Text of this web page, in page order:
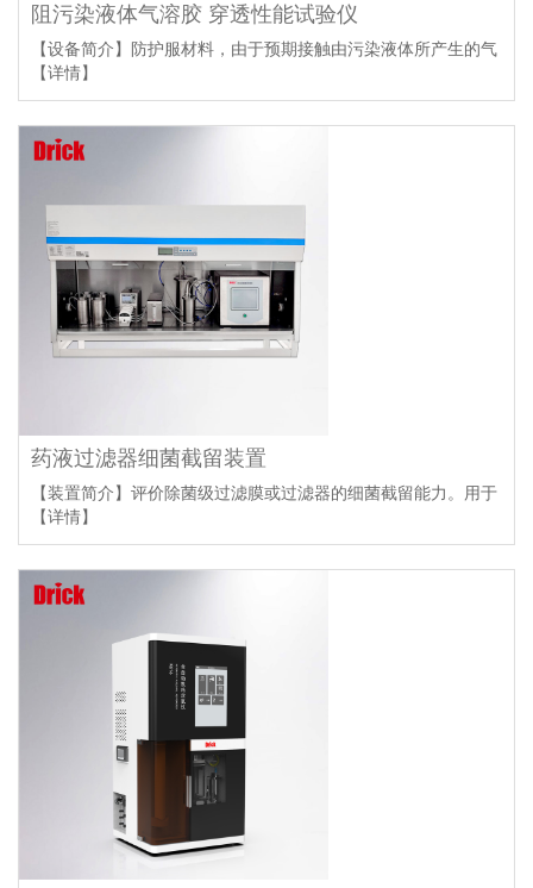
阻污染液体气溶胶 穿透性能试验仪
【设备简介】防护服材料，由于预期接触由污染液体所产生的气
【详情】
药液过滤器细菌截留装置
【装置简介】评价除菌级过滤膜或过滤器的细菌截留能力。用于
【详情】